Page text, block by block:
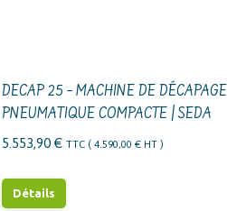
DECAP 25 – MACHINE DE DÉCAPAGE
PNEUMATIQUE COMPACTE | SEDA
5.553,90 € TTC ( 4.590,00 €HT )
Détails